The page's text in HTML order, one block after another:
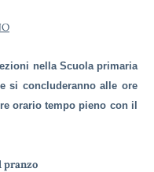
nella Scuola primaria
si concluderanno alle ore
orario tempo pieno con il
pranzo